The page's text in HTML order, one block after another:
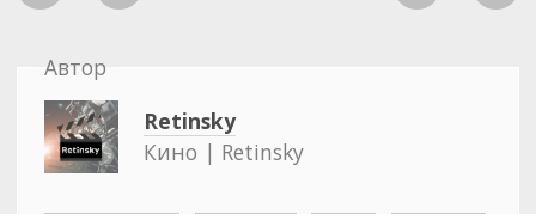
Автор
Retinsky
Кино | Retinsky